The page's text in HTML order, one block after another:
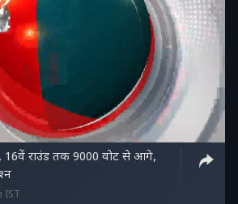
16वें राउंड तक 9000 वोट से आगे,
IST